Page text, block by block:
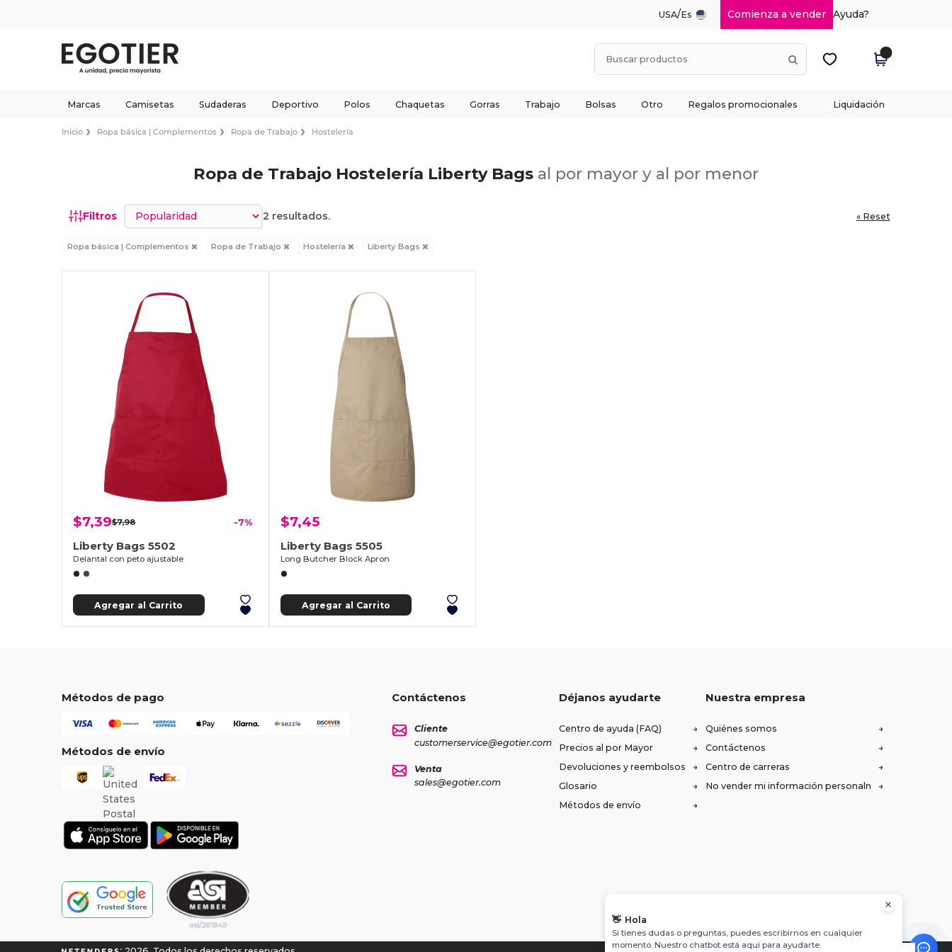
USA/Es Comienza a vender Ayuda?
Marcas Camisetas Sudaderas Deportivo Polos Chaquetas Gorras Trabajo Bolsas Otro Regalos promocionales Liquidación
Inicio Ropa básica | Complementos Ropa de Trabajo Hostelería
Ropa de Trabajo Hostelería Liberty Bags al por mayor y al por menor
Filtros Ordenar por 2 resultados. « Reset
Ropa básica | Complementos Ropa de Trabajo Hostelería Liberty Bags
$7,39$7,98 -7%
Liberty Bags 5502
Delantal con peto ajustable
Agregar al Carrito
$7,45
Liberty Bags 5505
Long Butcher Block Apron
Agregar al Carrito
Métodos de pago
Métodos de envío
Contáctenos
Cliente
customerservice@egotier.com
Venta
sales@egotier.com
Déjanos ayudarte
Centro de ayuda (FAQ)
Precios al por Mayor
Devoluciones y reembolsos
Glosario
Métodos de envío
Nuestra empresa
Quiénes somos
Contáctenos
Centro de carreras
No vender mi información personaln
👋 Hola
Si tienes dudas o preguntas, puedes escribirnos en cualquier
momento. Nuestro chatbot está aquí para ayudarte.